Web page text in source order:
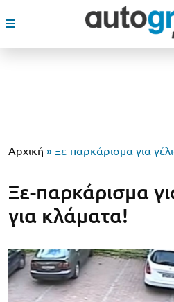
Αρχική » Ξε-παρκάρισμα για
Ξε-παρκάρισμα
για κλάματα!